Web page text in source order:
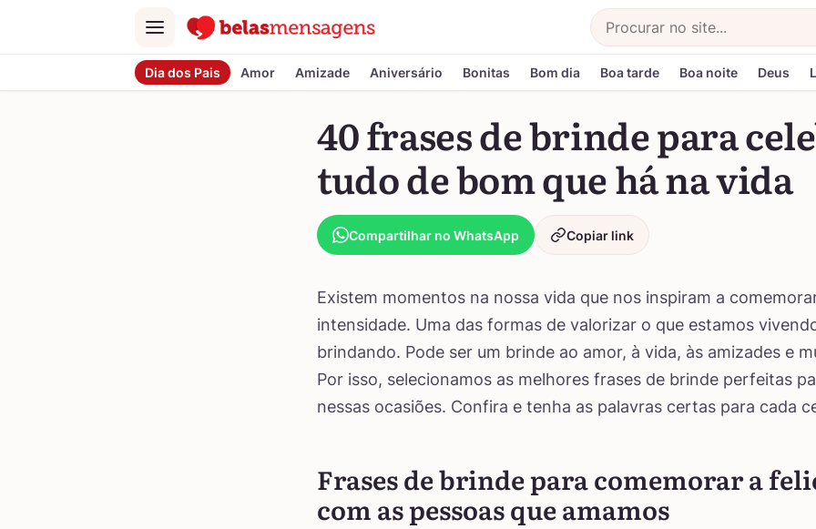
Menu
Buscar
Dia dos Pais Amor Amizade Aniversário Bonitas Bom dia Boa tarde Boa noite Deus
40 frases de brinde para
tudo de bom que há na vida
Compartilhar no WhatsApp Copiar link
Existem momentos na nossa vida que nos inspiram a
intensidade. Uma das formas de valorizar o que estamos
brindando. Pode ser um brinde ao amor, à vida, às amizades e
Por isso, selecionamos as melhores frases de brinde perfeitas
nessas ocasiões. Confira e tenha as palavras certas para cada
Frases de brinde para comemorar a
com as pessoas que amamos